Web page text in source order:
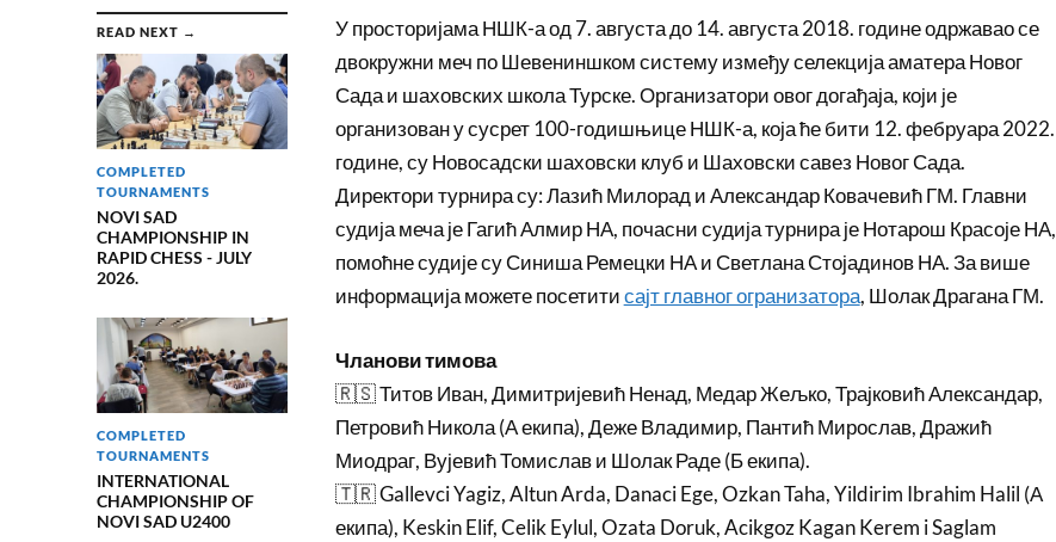
READ NEXT →
COMPLETED
TOURNAMENTS
NOVI SAD
CHAMPIONSHIP IN
RAPID CHESS - JULY
2026.
COMPLETED
TOURNAMENTS
INTERNATIONAL
CHAMPIONSHIP OF
NOVI SAD U2400
У просторијама НШК-а од 7. августа до 14. августа 2018. године одржавао се
двокружни меч по Шевениншком систему између селекција аматера Новог
Сада и шаховских школа Турске. Организатори овог догађаја, који је
организован у сусрет 100-годишњице НШК-а, која ће бити 12. фебруара 2022.
године, су Новосадски шаховски клуб и Шаховски савез Новог Сада.
Директори турнира су: Лазић Милорад и Александар Ковачевић ГМ. Главни
судија меча је Гагић Алмир НА, почасни судија турнира је Нотарош Красоје НА,
помоћне судије су Синиша Ремецки НА и Светлана Стојадинов НА. За више
информација можете посетитисајт главног огранизатора, Шолак Драгана ГМ.
Чланови тимова
🇷🇸 Титов Иван, Димитријевић Ненад, Медар Жељко, Трајковић Александар,
Петровић Никола (А екипа), Деже Владимир, Пантић Мирослав, Дражић
Миодраг, Вујевић Томислав и Шолак Раде (Б екипа).
🇹🇷 Gallevci Yagiz, Altun Arda, Danaci Ege, Ozkan Taha, Yildirim Ibrahim Halil (А
екипа), Keskin Elif, Celik Eylul, Ozata Doruk, Acikgoz Kagan Kerem i Saglam